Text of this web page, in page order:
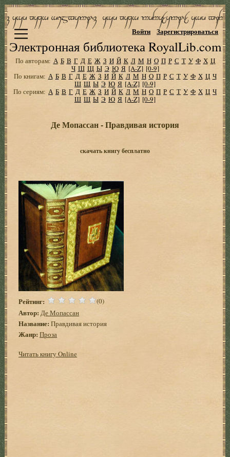
Электронная библиотека RoyalLib.com
Войти Зарегистрироваться
По авторам: А Б В Г Д Е Ж З И Й К Л М Н О П Р С Т У Ф Х Ц
Ч Ш Щ Ы Э Ю Я [A-Z] [0-9]
По книгам: А Б В Г Д Е Ж З И Й К Л М Н О П Р С Т У Ф Х Ц Ч
Ш Щ Ы Э Ю Я [A-Z] [0-9]
По сериям: А Б В Г Д Е Ж З И Й К Л М Н О П Р С Т У Ф Х Ц Ч
Ш Щ Ы Э Ю Я [A-Z] [0-9]
Де Мопассан - Правдивая история
скачать книгу бесплатно
Рейтинг: (0)
Автор: Де Мопассан
Название: Правдивая история
Жанр: Проза
Читать книгу Online